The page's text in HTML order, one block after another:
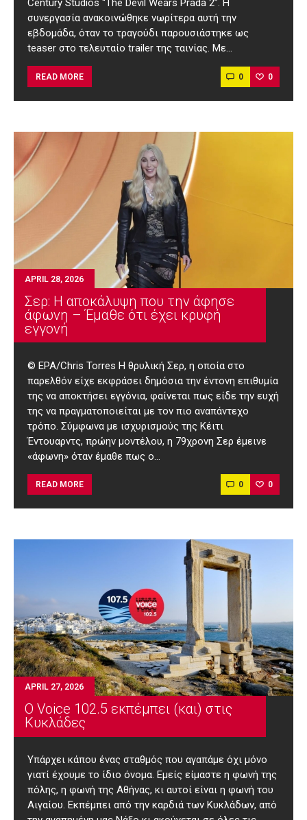
Century Studios “The Devil Wears Prada 2”. Η
συνεργασία ανακοινώθηκε νωρίτερα αυτή την
εβδομάδα, όταν το τραγούδι παρουσιάστηκε ως
teaser στο τελευταίο trailer της ταινίας. Με…
READ MORE 0 0
APRIL 28, 2026
Σερ: Η αποκάλυψη που την άφησε
άφωνη – Έμαθε ότι έχει κρυφή
εγγονή
© EPA/Chris Torres H θρυλική Σερ, η οποία στο
παρελθόν είχε εκφράσει δημόσια την έντονη επιθυμία
της να αποκτήσει εγγόνια, φαίνεται πως είδε την ευχή
της να πραγματοποιείται με τον πιο αναπάντεχο
τρόπο. Σύμφωνα με ισχυρισμούς της Κέιτι
Έντουαρντς, πρώην μοντέλου, η 79χρονη Σερ έμεινε
«άφωνη» όταν έμαθε πως ο…
READ MORE 0 0
APRIL 27, 2026
O Voice 102.5 εκπέμπει (και) στις
Κυκλάδες
Υπάρχει κάπου ένας σταθμός που αγαπάμε όχι μόνο
γιατί έχουμε το ίδιο όνομα. Εμείς είμαστε η φωνή της
πόλης, η φωνή της Αθήνας, κι αυτοί είναι η φωνή του
Αιγαίου. Εκπέμπει από την καρδιά των Κυκλάδων, από